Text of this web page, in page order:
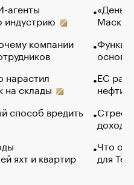
агенты
индустрию
компании
нарастил
на склады
способ вредить
яхт и квартир
Маск в
основ
ЕС
нефти
Что
для